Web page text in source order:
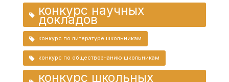
конкурс научных
докладов
конкурс по литературе школьникам
конкурс по обществознанию школьникам
конкурс школьных